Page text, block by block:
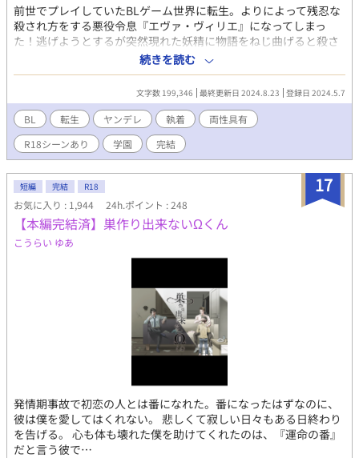
前世でプレイしていたBLゲーム世界に転生。よりによって残忍な
殺され方をする悪役令息『エヴァ・ヴィリエ』になってしまっ
た！逃げようとするが突然現れた妖精に物語をねじ曲げると殺さ
れると脅されてしまう。当初の悪役令息を演じつつも上手いこと
逃げる準備をしていたのだが段々攻略対象達の様子がおかしくな
ってきて･･･あれ、もしかして逃げられない？ 表紙の文字のレイ
アウト＆デザインは66様(@YSuDddQacltKeyA)ありがたきで
す...！
続きを読む
文字数 199,346 最終更新日 2024.8.23 登録日 2024.5.7
BL 転生 ヤンデレ 執着
両性具有
R18シーンあり
学園 完結
17
短編 完結 R18
お気に入り : 1,944 24h.ポイント : 248
【本編完結済】巣作り出来ないΩくん
こうらい ゆあ
発情期事故で初恋の人とは番になれた。番になったはずなのに、
彼は僕を愛してはくれない。 悲しくて寂しい日々もある日終わり
を告げる。 心も体も壊れた僕を助けてくれたのは、『運命の番』
だと言う彼で…